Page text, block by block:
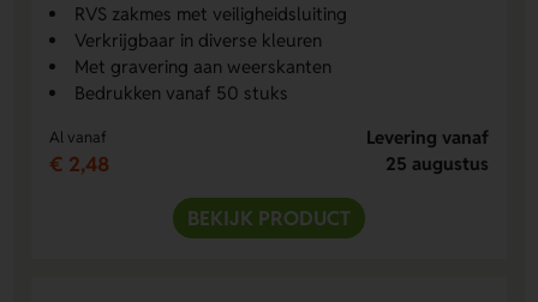
RVS zakmes met veiligheidsluiting
Verkrijgbaar in diverse kleuren
Met gravering aan weerskanten
Bedrukken vanaf 50 stuks
Al vanaf
€ 2,48
Levering vanaf
25 augustus
BEKIJK PRODUCT